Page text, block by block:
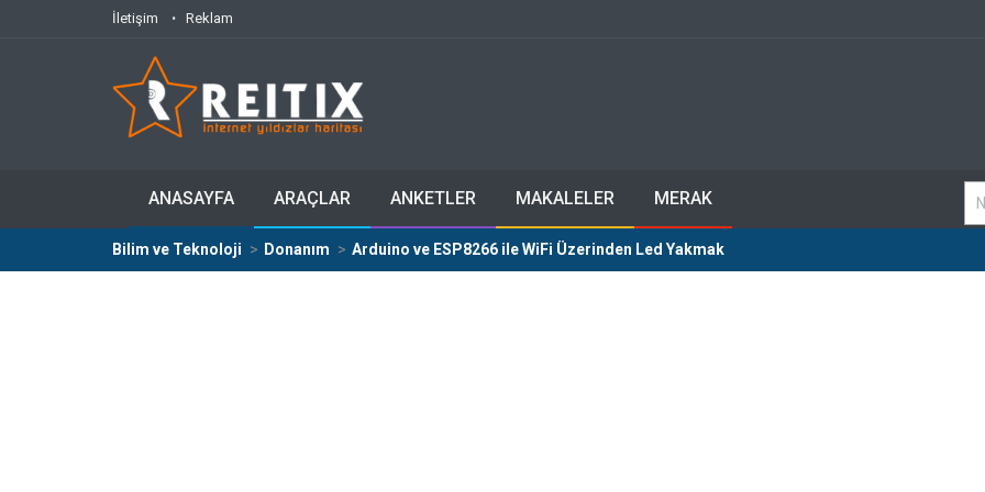
İletişim Reklam
ANASAYFA ARAÇLAR ANKETLER MAKALELER MERAK
Bilim ve Teknoloji Donanım Arduino ve ESP8266 ile WiFi Üzerinden Led Yakmak